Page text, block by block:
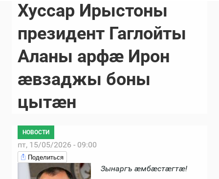
Хуссар Ирыстоны
президент Гаглойты
Аланы арфæ Ирон
æвзаджы боны
цытæн
НОВОСТИ
пт, 15/05/2026 - 09:00
Поделиться
Зынаргъ æмбæстæгтæ!